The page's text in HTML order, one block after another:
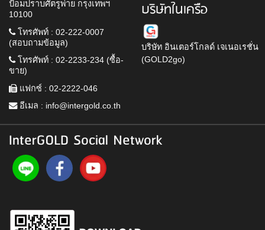
ป้อมปราบศัตรูพ่าย กรุงเทพฯ
10100
โทรศัพท์ : 02-222-0007
(สอบถามข้อมูล)
โทรศัพท์ : 02-2233-234 (ซื้อ-
ขาย)
แฟกซ์ : 02-2222-046
อีเมล : info@intergold.co.th
บริษัทในเครือ
บริษัท อินเตอร์โกลด์ เจเนอเรชั่น
(GOLD2go)
InterGOLD Social Network